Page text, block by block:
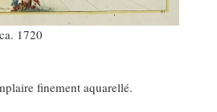
1720
finement aquarellé.